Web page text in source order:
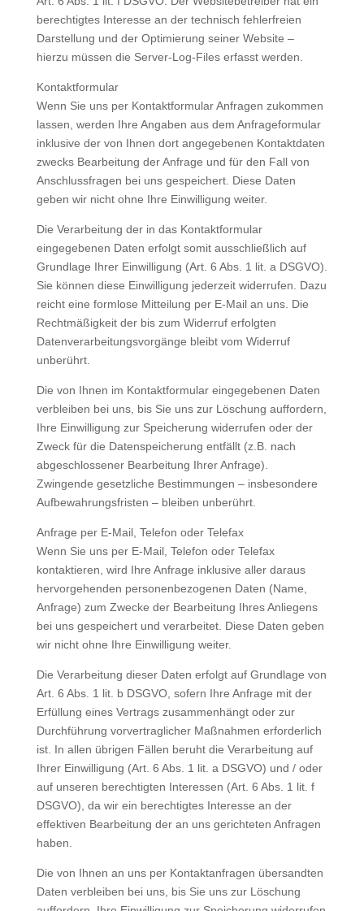
berechtigtes Interesse an der technisch fehlerfreien
Darstellung und der Optimierung seiner Website –
hierzu müssen die Server-Log-Files erfasst werden.
Kontaktformular
Wenn Sie uns per Kontaktformular Anfragen zukommen
lassen, werden Ihre Angaben aus dem Anfrageformular
inklusive der von Ihnen dort angegebenen Kontaktdaten
zwecks Bearbeitung der Anfrage und für den Fall von
Anschlussfragen bei uns gespeichert. Diese Daten
geben wir nicht ohne Ihre Einwilligung weiter.
Die Verarbeitung der in das Kontaktformular
eingegebenen Daten erfolgt somit ausschließlich auf
Grundlage Ihrer Einwilligung (Art. 6 Abs. 1 lit. a DSGVO).
Sie können diese Einwilligung jederzeit widerrufen. Dazu
reicht eine formlose Mitteilung per E-Mail an uns. Die
Rechtmäßigkeit der bis zum Widerruf erfolgten
Datenverarbeitungsvorgänge bleibt vom Widerruf
unberührt.
Die von Ihnen im Kontaktformular eingegebenen Daten
verbleiben bei uns, bis Sie uns zur Löschung auffordern,
Ihre Einwilligung zur Speicherung widerrufen oder der
Zweck für die Datenspeicherung entfällt (z.B. nach
abgeschlossener Bearbeitung Ihrer Anfrage).
Zwingende gesetzliche Bestimmungen – insbesondere
Aufbewahrungsfristen – bleiben unberührt.
Anfrage per E-Mail, Telefon oder Telefax
Wenn Sie uns per E-Mail, Telefon oder Telefax
kontaktieren, wird Ihre Anfrage inklusive aller daraus
hervorgehenden personenbezogenen Daten (Name,
Anfrage) zum Zwecke der Bearbeitung Ihres Anliegens
bei uns gespeichert und verarbeitet. Diese Daten geben
wir nicht ohne Ihre Einwilligung weiter.
Die Verarbeitung dieser Daten erfolgt auf Grundlage von
Art. 6 Abs. 1 lit. b DSGVO, sofern Ihre Anfrage mit der
Erfüllung eines Vertrags zusammenhängt oder zur
Durchführung vorvertraglicher Maßnahmen erforderlich
ist. In allen übrigen Fällen beruht die Verarbeitung auf
Ihrer Einwilligung (Art. 6 Abs. 1 lit. a DSGVO) und / oder
auf unseren berechtigten Interessen (Art. 6 Abs. 1 lit. f
DSGVO), da wir ein berechtigtes Interesse an der
effektiven Bearbeitung der an uns gerichteten Anfragen
haben.
Die von Ihnen an uns per Kontaktanfragen übersandten
Daten verbleiben bei uns, bis Sie uns zur Löschung